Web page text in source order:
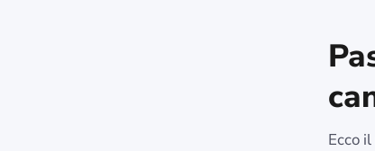
Ecco